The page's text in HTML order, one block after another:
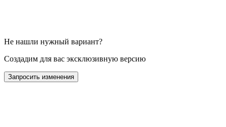
Не нашли нужный вариант?
Создадим для вас эксклюзивную версию
Запросить изменения